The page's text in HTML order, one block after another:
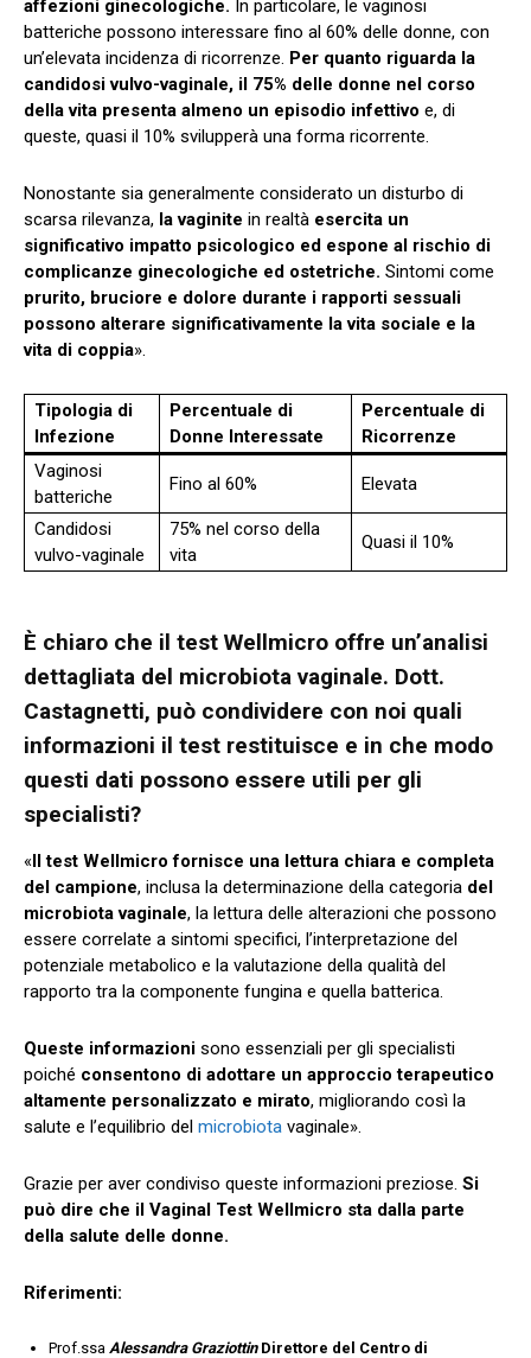
affezioni ginecologiche. In particolare, le vaginosi
batteriche possono interessare fino al 60% delle donne, con
un’elevata incidenza di ricorrenze. Per quanto riguarda la
candidosi vulvo-vaginale, il 75% delle donne nel corso
della vita presenta almeno un episodio infettivo e, di
queste, quasi il 10% svilupperà una forma ricorrente.
Nonostante sia generalmente considerato un disturbo di
scarsa rilevanza, la vaginite in realtà esercita un
significativo impatto psicologico ed espone al rischio di
complicanze ginecologiche ed ostetriche. Sintomi come
prurito, bruciore e dolore durante i rapporti sessuali
possono alterare significativamente la vita sociale e la
vita di coppia».
Tipologia di
Infezione
Percentuale di
Donne Interessate
Percentuale di
Ricorrenze
Vaginosi
batteriche
Fino al 60% Elevata
Candidosi
vulvo-vaginale
75% nel corso della
vita
Quasi il 10%
È chiaro che il test Wellmicro offre un’analisi
dettagliata del microbiota vaginale. Dott.
Castagnetti, può condividere con noi quali
informazioni il test restituisce e in che modo
questi dati possono essere utili per gli
specialisti?
«Il test Wellmicro fornisce una lettura chiara e completa
del campione, inclusa la determinazione della categoria del
microbiota vaginale, la lettura delle alterazioni che possono
essere correlate a sintomi specifici, l’interpretazione del
potenziale metabolico e la valutazione della qualità del
rapporto tra la componente fungina e quella batterica.
Queste informazioni sono essenziali per gli specialisti
poiché consentono di adottare un approccio terapeutico
altamente personalizzato e mirato, migliorando così la
salute e l’equilibrio del microbiota vaginale».
Grazie per aver condiviso queste informazioni preziose. Si
può dire che il Vaginal Test Wellmicro sta dalla parte
della salute delle donne.
Riferimenti:
Prof.ssa Alessandra Graziottin Direttore del Centro di